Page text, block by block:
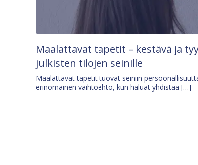
Maalattavat tapetit – kestävä ja
julkisten tilojen seinille
Maalattavat tapetit tuovat seiniin
erinomainen vaihtoehto, kun haluat yhdistää […]